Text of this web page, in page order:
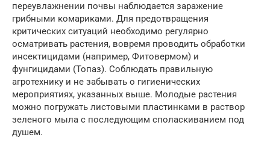
переувлажнении почвы наблюдается заражение
грибными комариками. Для предотвращения
критических ситуаций необходимо регулярно
осматривать растения, вовремя проводить обработки
инсектицидами (например, Фитовермом) и
фунгицидами (Топаз). Соблюдать правильную
агротехнику и не забывать о гигиенических
мероприятиях, указанных выше. Молодые растения
можно погружать листовыми пластинками в раствор
зеленого мыла с последующим споласкиванием под
душем.